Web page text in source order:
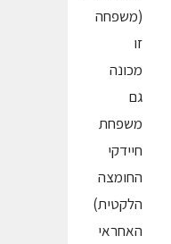
(משפחה
זו
מכונה
גם
משפחת
חיידקי
החומצה
הלקטית)
האחראי